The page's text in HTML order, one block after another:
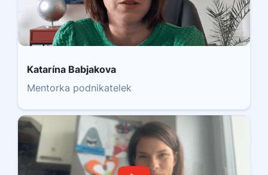
Katarína Babjakova
Mentorka podnikatelek